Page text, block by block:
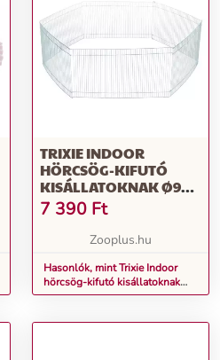
TRIXIE INDOOR
HÖRCSÖG-KIFUTÓ
KISÁLLATOKNAK Ø90X
M25CM
7 390 Ft
Zooplus.hu
Hasonlók, mint Trixie Indoor
hörcsög-kifutó kisállatoknak
Ø90x M25cm